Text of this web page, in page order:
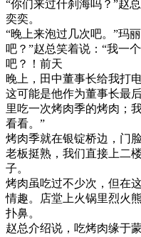
“你们来过什刹海吗？”赵
奕奕。
“晚上来泡过几次吧。”玛
吧？”赵总笑着说：“我一
吧？！前天
晚上，田中董事长给我打
这可能是他作为董事长最
里吃一次烤肉季的烤肉；
看看。”
烤肉季就在银锭桥边，门
老板挺熟，我们直接上二
子。
烤肉虽吃过不少次，但在
情趣。店堂上火锅里烈火
扑鼻。
赵总介绍说，吃烤肉缘于